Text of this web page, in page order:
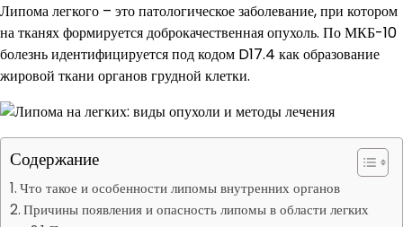
Липома легкого – это патологическое заболевание, при котором
на тканях формируется доброкачественная опухоль. По МКБ-10
болезнь идентифицируется под кодом D17.4 как образование
жировой ткани органов грудной клетки.
Содержание
Что такое и особенности липомы внутренних органов
Причины появления и опасность липомы в области легких